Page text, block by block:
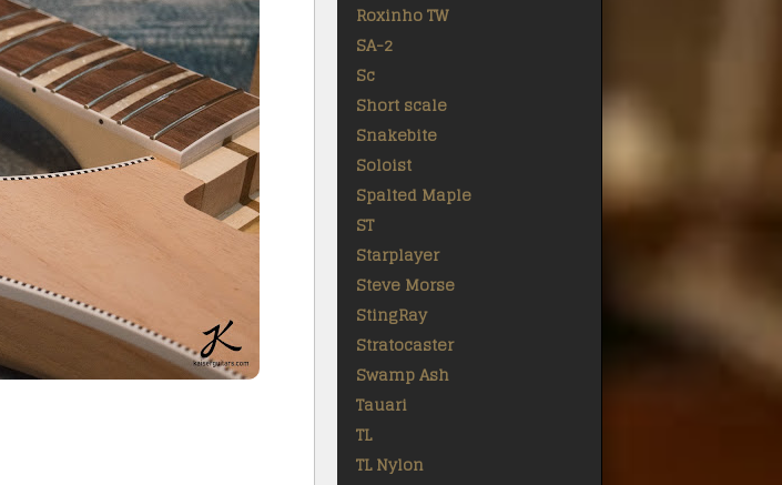
Roxinho TW
SA-2
Sc
Short scale
Snakebite
Soloist
Spalted Maple
ST
Starplayer
Steve Morse
StingRay
Stratocaster
Swamp Ash
Tauari
TL
TL Nylon